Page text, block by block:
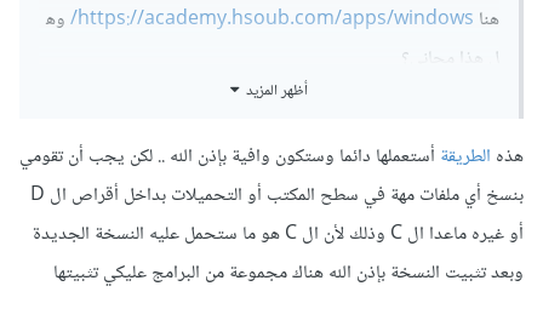
هنا https://academy.hsoub.com/apps/windows/ وه
ل هذا مجاني؟
أظهر المزيد
هذه الطريقةأستعملها دائما وستكون وافية بإذن الله .. لكن يجب أن تقومي
بنسخ أي ملفات مهة في سطح المكتب أو التحميلات بداخل أقراص ال D
أو غيره ماعدا ال C وذلك لأن ال C هو ما ستحمل عليه النسخة الجديدة
وبعد تثبيت النسخة بإذن الله هناك مجموعة من البرامج عليكي تثبيتها